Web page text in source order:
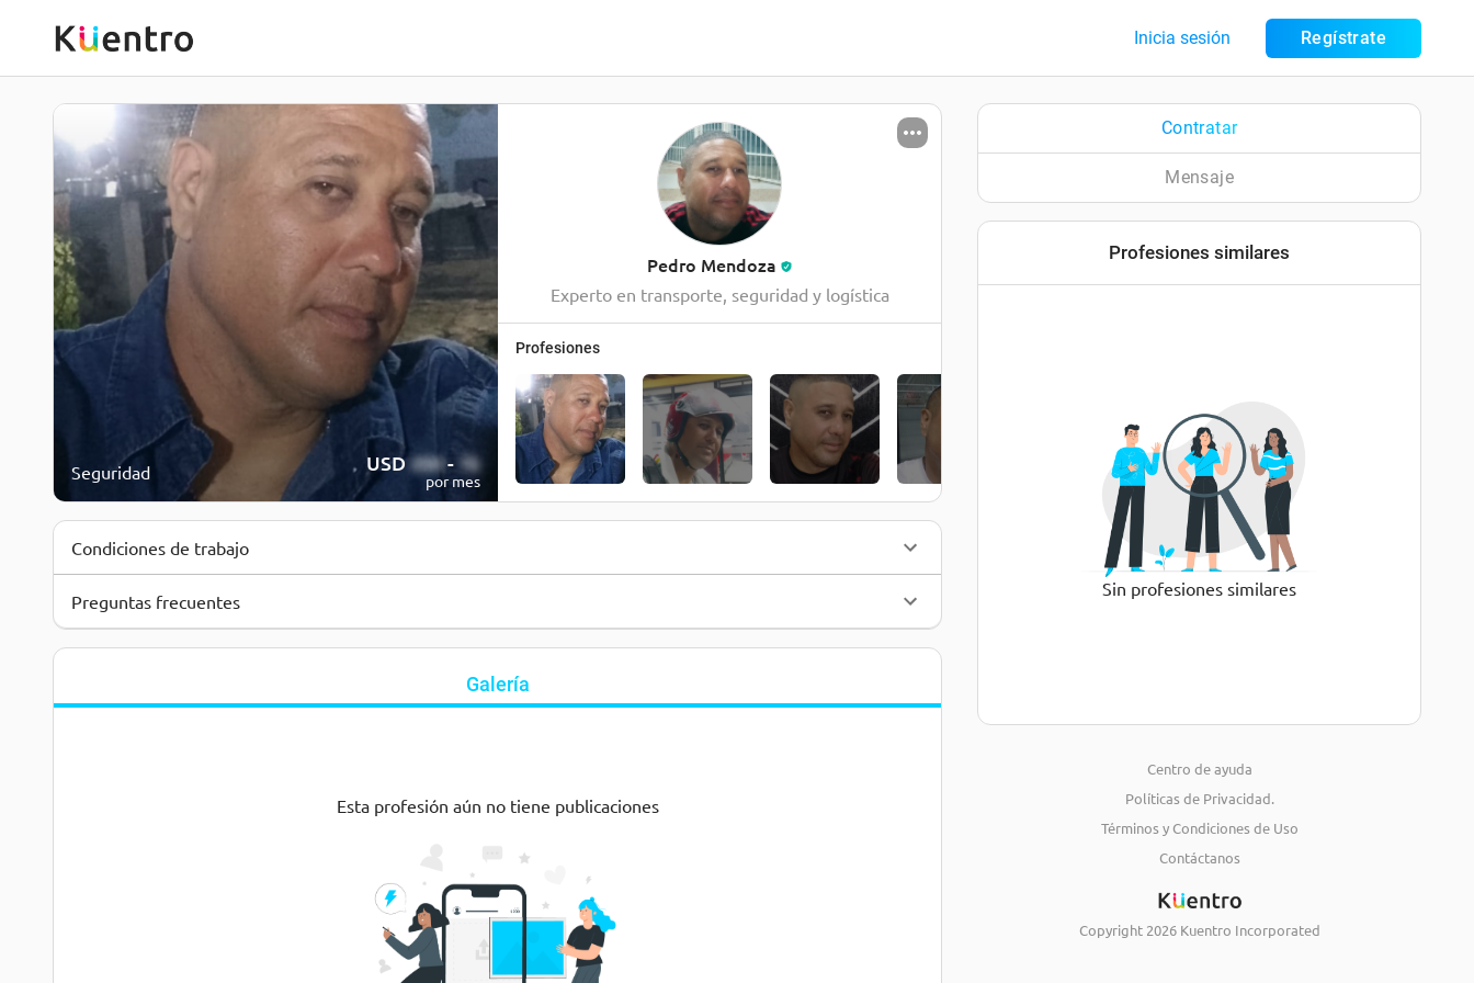
Inicia sesión Regístrate
Seguridad USD350- 1k
por mes
Pedro Mendoza
Experto en transporte, seguridad y logística
Profesiones
Condiciones de trabajo
Preguntas frecuentes
Galería
Esta profesión aún no tiene publicaciones
Contratar
Mensaje
Profesiones similares
Sin profesiones similares
Centro de ayuda
Políticas de Privacidad.
Términos y Condiciones de Uso
Contáctanos
Copyright 2026 Kuentro Incorporated